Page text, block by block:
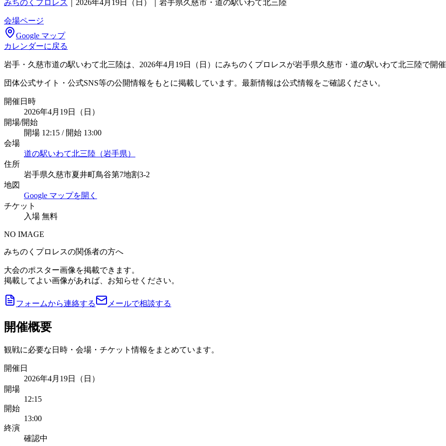
みちのくプロレス 2026年4月19日（日）｜岩手県久慈市・道の駅いわて北三陸
会場ページ
Google マップ
カレンダーに戻る
岩手・久慈市道の駅いわて北三陸は、2026年4月19日（日）にみちのくプロレスが岩手県久慈市・道の駅いわて北三陸で開
団体公式サイト・公式SNS等の公開情報をもとに掲載しています。最新情報は公式情報をご確認ください。
開催日時
2026年4月19日（日）
開場/開始
開場 12:15 / 開始 13:00
会場
道の駅いわて北三陸（岩手県）
住所
岩手県久慈市夏井町鳥谷第7地割3-2
地図
Google マップを開く
チケット
入場 無料
NO IMAGE
みちのくプロレスの関係者の方へ
大会のポスター画像を掲載できます。
掲載してよい画像があれば、お知らせください。
フォームから連絡する メールで相談する
開催概要
観戦に必要な日時・会場・チケット情報をまとめています。
開催日
2026年4月19日（日）
開場
12:15
開始
13:00
終演
確認中